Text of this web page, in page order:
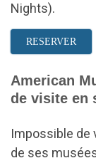
Nights).
RESERVER
American
de visite en
Impossible de
de ses